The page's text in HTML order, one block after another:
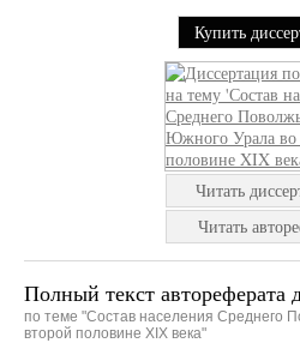
Купить
Читать
Читать
Полный текст автореферата
по теме "Состав населения Среднего
второй половине XIX века"